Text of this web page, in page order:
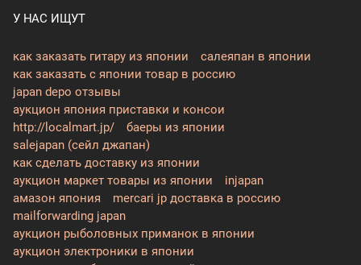
У НАС ИЩУТ
как заказать гитару из японии
салеяпан в японии
как заказать с японии товар в россию
japan depo отзывы
аукцион япония приставки и консои
http://localmart.jp/
баеры из японии
salejapan (сейл джапан)
как сделать доставку из японии
аукцион маркет товары из японии
injapan
амазон япония
mercari jp доставка в россию
mailforwarding japan
аукцион рыболовных приманок в японии
аукцион электроники в японии